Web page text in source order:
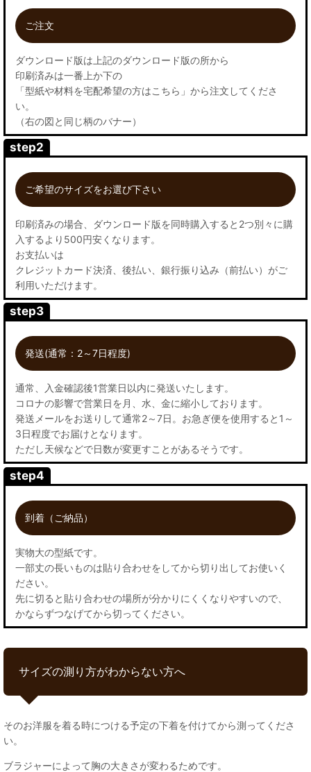
ご注文
ダウンロード版は上記のダウンロード版の所から
印刷済みは一番上か下の
「型紙や材料を宅配希望の方はこちら」から注文してくださ
い。
（右の図と同じ柄のバナー）
step2
ご希望のサイズをお選び下さい
印刷済みの場合、ダウンロード版を同時購入すると2つ別々に購
入するより500円安くなります。
お支払いは
クレジットカード決済、後払い、銀行振り込み（前払い）がご
利用いただけます。
step3
発送(通常：2～7日程度)
通常、入金確認後1営業日以内に発送いたします。
コロナの影響で営業日を月、水、金に縮小しております。
発送メールをお送りして通常2～7日。お急ぎ便を使用すると1～
3日程度でお届けとなります。
ただし天候などで日数が変更すことがあるそうです。
step4
到着（ご納品）
実物大の型紙です。
一部丈の長いものは貼り合わせをしてから切り出してお使いく
ださい。
先に切ると貼り合わせの場所が分かりにくくなりやすいので、
かならずつなげてから切ってください。
サイズの測り方がわからない方へ
そのお洋服を着る時につける予定の下着を付けてから測ってくださ
い。
ブラジャーによって胸の大きさが変わるためです。